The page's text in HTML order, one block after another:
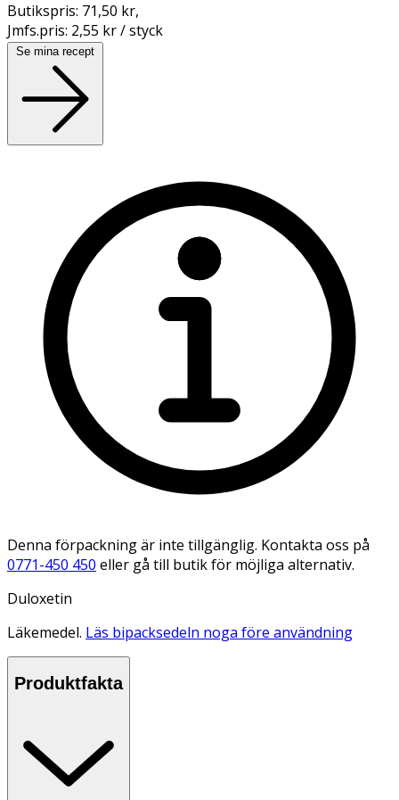
Butikspris: 71,50 kr,
Jmfs.pris: 2,55 kr / styck
Se mina recept
Denna förpackning är inte tillgänglig. Kontakta oss på
0771-450 450 eller gå till butik för möjliga alternativ.
Duloxetin
Läkemedel. Läs bipacksedeln noga före användning
Produktfakta